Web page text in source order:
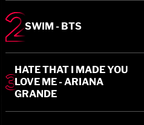
SWIM - BTS
HATE THAT I MADE YOU
LOVE ME - ARIANA
GRANDE